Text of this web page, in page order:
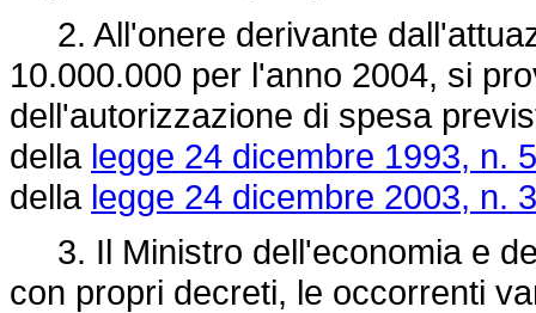
2. All'onere derivante
10.000.000 per l'anno 2004, si
dell'autorizzazione di spesa
della legge 24 dicembre 1993, n.
della legge 24 dicembre 2003, n.
3. Il Ministro dell'economia e
con propri decreti, le occorrenti